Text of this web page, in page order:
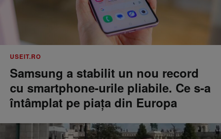
USEIT.RO
Samsung a stabilit un nou record
cu smartphone-urile pliabile. Ce s-a
întâmplat pe piața din Europa